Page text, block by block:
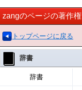
zangのページの著作権
トップページに戻る
辞書
辞書